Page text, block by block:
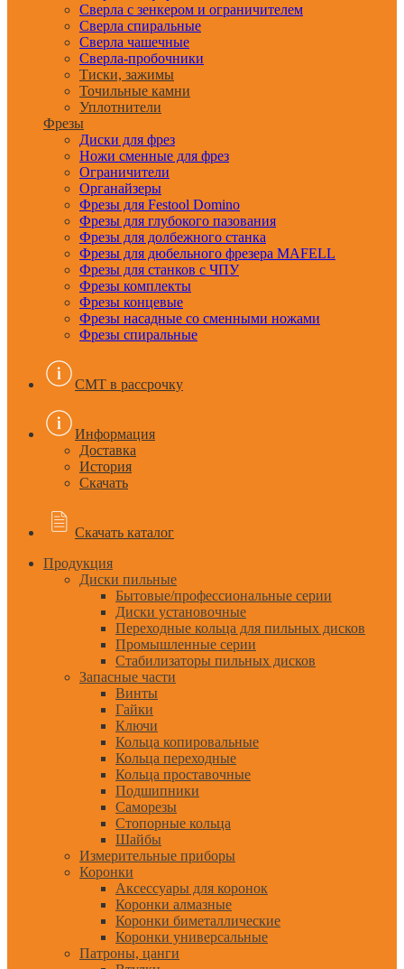
Сверла с зенкером и ограничителем
Сверла спиральные
Сверла чашечные
Сверла-пробочники
Тиски, зажимы
Точильные камни
Уплотнители
Фрезы
Диски для фрез
Ножи сменные для фрез
Ограничители
Органайзеры
Фрезы для Festool Domino
Фрезы для глубокого пазования
Фрезы для долбежного станка
Фрезы для дюбельного фрезера MAFELL
Фрезы для станков с ЧПУ
Фрезы комплекты
Фрезы концевые
Фрезы насадные со сменными ножами
Фрезы спиральные
CMT в рассрочку
Информация
Доставка
История
Скачать
Скачать каталог
Продукция
Диски пильные
Бытовые/профессиональные серии
Диски установочные
Переходные кольца для пильных дисков
Промышленные серии
Стабилизаторы пильных дисков
Запасные части
Винты
Гайки
Ключи
Кольца копировальные
Кольца переходные
Кольца проставочные
Подшипники
Саморезы
Стопорные кольца
Шайбы
Измерительные приборы
Коронки
Аксессуары для коронок
Коронки алмазные
Коронки биметаллические
Коронки универсальные
Патроны, цанги